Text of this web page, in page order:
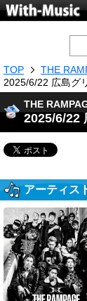
TOP THE
2025/6/22 広島グ
THE
2025/6/22
アーティス